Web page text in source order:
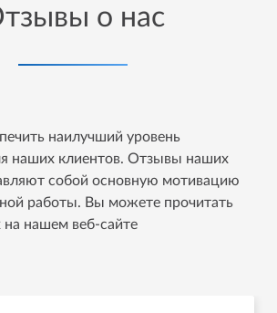
о нас
наилучший уровень
наших клиентов. Отзывы наших
собой основную мотивацию
работы. Вы можете прочитать
на нашем веб-сайте